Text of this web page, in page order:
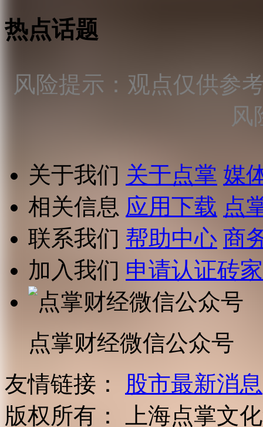
热点话题
风险提示：观点仅供参
风
关于我们 关于点掌 媒
相关信息 应用下载 点
联系我们 帮助中心 商
加入我们 申请认证砖家
点掌财经微信公众号
友情链接：
股市最新消息
版权所有：
上海点掌文